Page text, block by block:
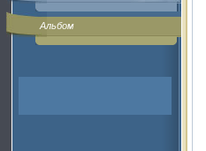
Альбом